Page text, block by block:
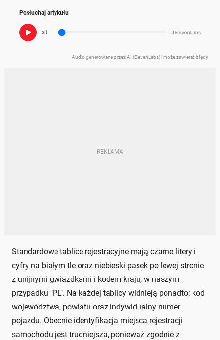
Posłuchaj artykułu
x1
Audio generowane przez AI (ElevenLabs) i może zawierać błędy
Standardowe tablice rejestracyjne mają czarne litery i
cyfry na białym tle oraz niebieski pasek po lewej stronie
z unijnymi gwiazdkami i kodem kraju, w naszym
przypadku "PL". Na każdej tablicy widnieją ponadto: kod
województwa, powiatu oraz indywidualny numer
pojazdu. Obecnie identyfikacja miejsca rejestracji
samochodu jest trudniejsza, ponieważ zgodnie z